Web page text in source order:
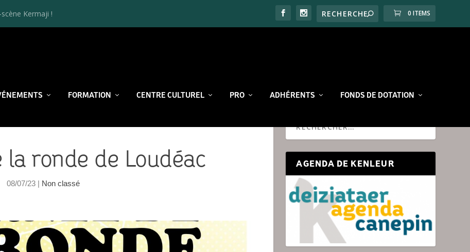
Kermaji ! 0 ITEMS
FORMATION CENTRE CULTUREL PRO ADHÉRENTS FONDS DE DOTATION
la ronde de Loudéac
08/07/23| Non classé
AGENDA DE KENLEUR